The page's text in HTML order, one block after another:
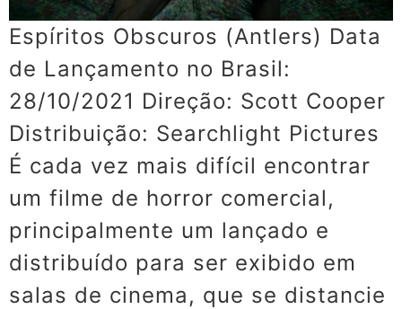
Espíritos Obscuros (Antlers) Data
de Lançamento no Brasil:
28/10/2021 Direção: Scott Cooper
Distribuição: Searchlight Pictures
É cada vez mais difícil encontrar
um filme de horror comercial,
principalmente um lançado e
distribuído para ser exibido em
salas de cinema, que se distancie